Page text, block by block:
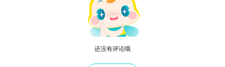
还没有评论哦